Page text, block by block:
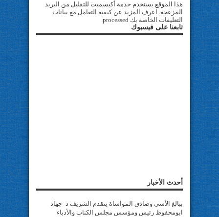
هذا الموقع يستخدم خدمة أكيسميت للتقليل من البريد
المزعجة. اعرف المزيد عن كيفية التعامل مع بيانات
التعليقات الخاصة بك processed
.
تابعنا على فيسبوك
أحدث الأخبار
ببالغ الأسى وصادق المواساة يتقدم الشريف د- جهاد
ابومحفوظ رئيس ومؤسس مجلس الكتاب والأدباء